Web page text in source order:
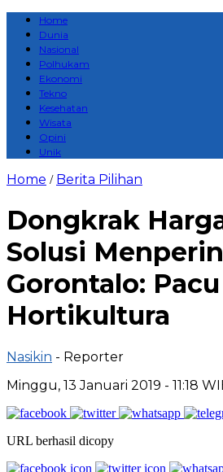
Home
Dunia
Nasional
Polhukam
Ekonomi
Tekno
Kesehatan
Wisata
Opini
Unik
Home / Berita Pilihan
Dongkrak
Solusi
Gorontalo:
Hortikultura
Nasikin - Reporter
Minggu, 13 Januari 2019 - 11:18
URL berhasil dicopy